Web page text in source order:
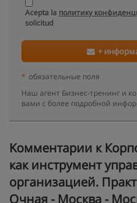
Acepta la политику
solicitud
+
* обязательные поля
Наш агент Бизнес-тренинг и
вами с более подробной
Kомментарии к
как инструмент
организацией.
Очная - Москва -